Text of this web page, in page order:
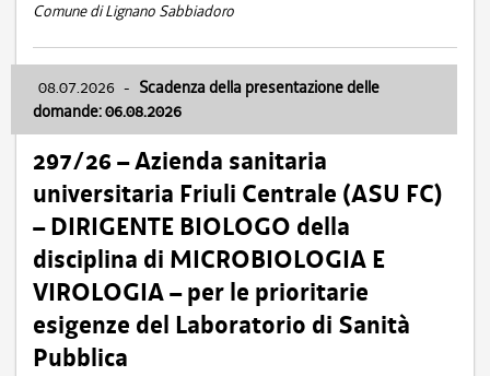
Comune di Lignano Sabbiadoro
08.07.2026 - Scadenza della presentazione delle
domande: 06.08.2026
297/26 – Azienda sanitaria
universitaria Friuli Centrale (ASU FC)
– DIRIGENTE BIOLOGO della
disciplina di MICROBIOLOGIA E
VIROLOGIA – per le prioritarie
esigenze del Laboratorio di Sanità
Pubblica